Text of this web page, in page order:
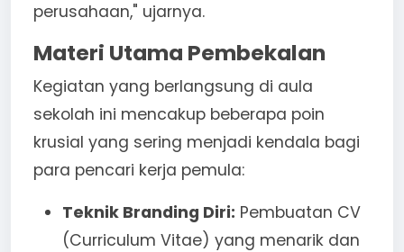
perusahaan," ujarnya.
Materi Utama Pembekalan
Kegiatan yang berlangsung di aula
sekolah ini mencakup beberapa poin
krusial yang sering menjadi kendala bagi
para pencari kerja pemula:
Teknik Branding Diri: Pembuatan CV
(Curriculum Vitae) yang menarik dan